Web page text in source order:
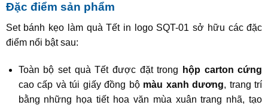
Đặc điểm sản phẩm
Set bánh kẹo làm quà Tết in logo SQT-01 sở hữu các đặc
điểm nổi bật sau:
Toàn bộ set quà Tết được đặt trong
hộp carton cứng
cao cấp và túi giấy đồng bộ màu xanh dương, trang trí
bằng những họa tiết hoa văn mùa xuân trang nhã, tạo